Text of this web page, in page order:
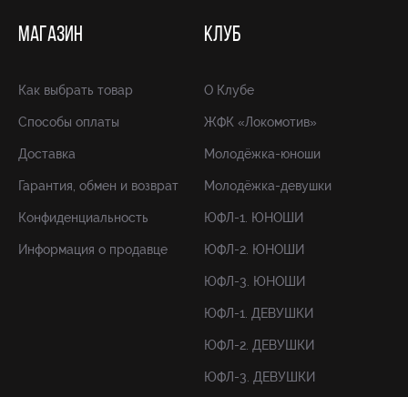
МАГАЗИН
Как выбрать товар
Способы оплаты
Доставка
Гарантия, обмен и возврат
Конфиденциальность
Информация о продавце
КЛУБ
О Клубе
ЖФК «Локомотив»
Молодёжка-юноши
Молодёжка-девушки
ЮФЛ-1. ЮНОШИ
ЮФЛ-2. ЮНОШИ
ЮФЛ-3. ЮНОШИ
ЮФЛ-1. ДЕВУШКИ
ЮФЛ-2. ДЕВУШКИ
ЮФЛ-3. ДЕВУШКИ